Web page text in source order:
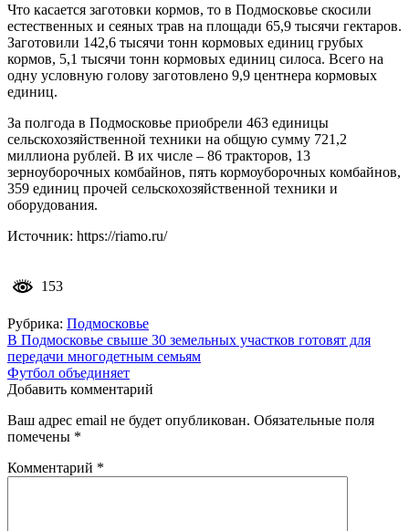
Что касается заготовки кормов, то в Подмосковье скосили
естественных и сеяных трав на площади 65,9 тысячи гектаров.
Заготовили 142,6 тысячи тонн кормовых единиц грубых
кормов, 5,1 тысячи тонн кормовых единиц силоса. Всего на
одну условную голову заготовлено 9,9 центнера кормовых
единиц.
За полгода в Подмосковье приобрели 463 единицы
сельскохозяйственной техники на общую сумму 721,2
миллиона рублей. В их числе – 86 тракторов, 13
зерноуборочных комбайнов, пять кормоуборочных комбайнов,
359 единиц прочей сельскохозяйственной техники и
оборудования.
Источник: https://riamo.ru/
153
Рубрика: Подмосковье
Навигация
по
записям
В Подмосковье свыше 30 земельных участков готовят для
передачи многодетным семьям
Футбол объединяет
Добавить комментарий
Ваш адрес email не будет опубликован. Обязательные поля
помечены *
Комментарий *